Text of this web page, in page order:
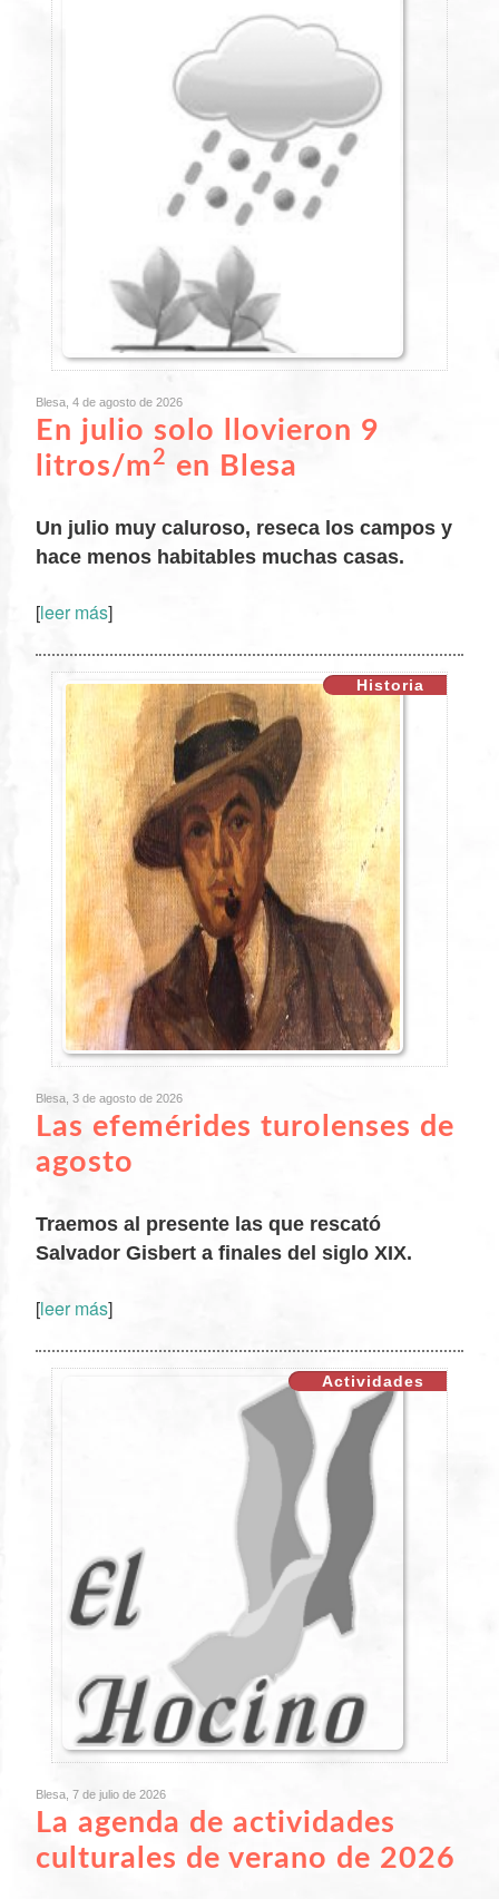
XX
Blesa, 4 de agosto de 2026
En julio solo llovieron 9
litros/m2 en Blesa
Un julio muy caluroso, reseca los campos y
hace menos habitables muchas casas.
[leer más]
Historia
XX
Blesa, 3 de agosto de 2026
Las efemérides turolenses de
agosto
Traemos al presente las que rescató
Salvador Gisbert a finales del siglo XIX.
[leer más]
Actividades
Blesa, 7 de julio de 2026
La agenda de actividades
culturales de verano de 2026